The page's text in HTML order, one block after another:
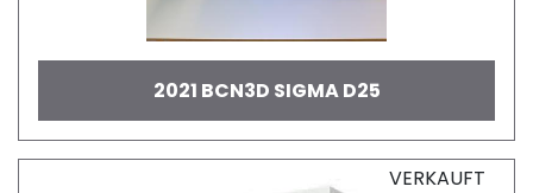
2021 BCN3D SIGMA D25
VERKAUFT